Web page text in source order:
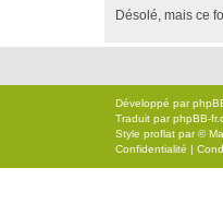
Désolé, mais ce
Développé par
Traduit parphpBB-
Style proflat par ©
Confidentialité |